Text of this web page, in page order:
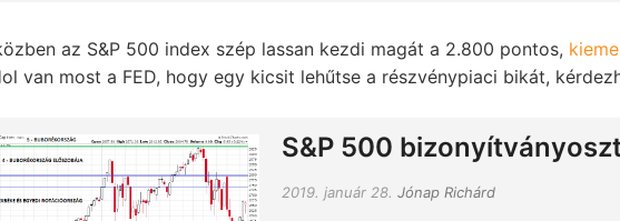
az S&P 500 index szép lassan kezdi magát a 2.800 pontos,
van most a FED, hogy egy kicsit lehűtse a részvénypiaci bikát,
S&P 500
2019. január 28. Jónap Richárd